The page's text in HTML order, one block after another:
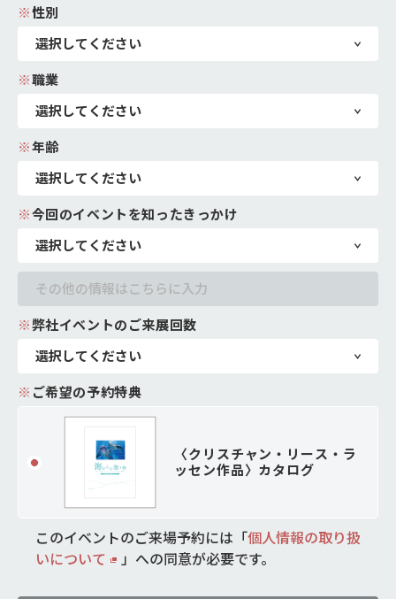
※性別
※職業
※年齢
※今回のイベントを知ったきっかけ
※弊社イベントのご来展回数
※ ご希望の予約特典
〈クリスチャン・リース・ラ
ッセン作品〉カタログ
このイベントのご来場予約には「個人情報の取り扱
いについて
」 への同意が必要です。